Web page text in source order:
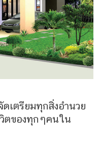
ดเตรียมทุกสิ่งอำนวย
ตของทุกๆคนใน